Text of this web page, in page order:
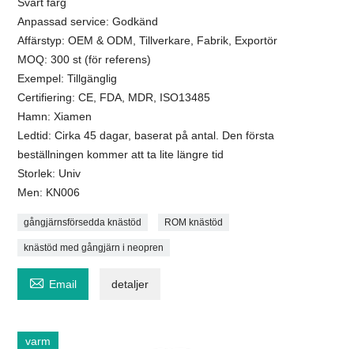
Anpassad service: Godkänd
Affärstyp: OEM & ODM, Tillverkare, Fabrik, Exportör
MOQ: 300 st (för referens)
Exempel: Tillgänglig
Certifiering: CE, FDA, MDR, ISO13485
Hamn: Xiamen
Ledtid: Cirka 45 dagar, baserat på antal. Den första
beställningen kommer att ta lite längre tid
Storlek: Univ
Men: KN006
gångjärnsförsedda knästöd ROM knästöd
knästöd med gångjärn i neopren
 Email detaljer
varm